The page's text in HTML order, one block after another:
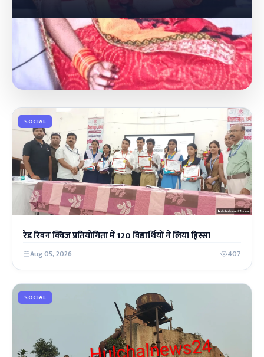
SOCIAL
रेड रिबन क्विज प्रतियोगिता में 120 विद्यार्थियों ने लिया हिस्सा
Aug 05, 2026 407
SOCIAL